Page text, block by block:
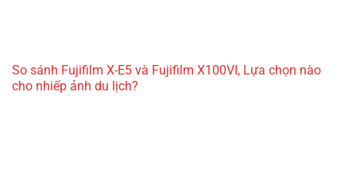
So sánh Fujifilm X-E5 và Fujifilm X100VI, Lựa chọn nào
cho nhiếp ảnh du lịch?